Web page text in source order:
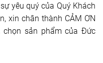
yêu quý của Quý Khách
xin chân thành CẢM ƠN
chọn sản phẩm của Đức